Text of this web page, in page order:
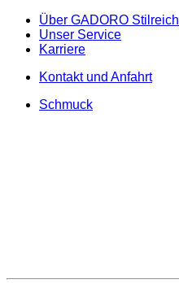
Über GADORO Stilreich
Unser Service
Karriere
Kontakt und Anfahrt
Schmuck